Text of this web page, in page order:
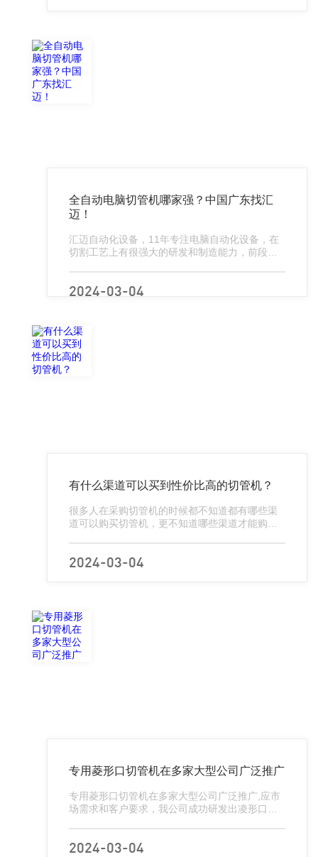
全自动电脑切管机哪家强？中国广东找汇
迈！
汇迈自动化设备，11年专注电脑自动化设备，在
切割工艺上有很强大的研发和制造能力，前段时
迈！”下面我就大家介绍一...
2024-03-04
有什么渠道可以买到性价比高的切管机？
很多人在采购切管机的时候都不知道都有哪些渠
道可以购买切管机，更不知道哪些渠道才能购买
购买切管机的渠道，让大家买的省心...
2024-03-04
专用菱形口切管机在多家大型公司广泛推广
专用菱形口切管机在多家大型公司广泛推广,应市
场需求和客户要求，我公司成功研发出凌形口切
薄，无弹性且易捻合在一起...
2024-03-04